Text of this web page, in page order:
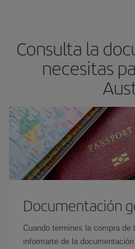
Consulta la
necesitas
Documentación
Cuando termines la compra de
informarte de la